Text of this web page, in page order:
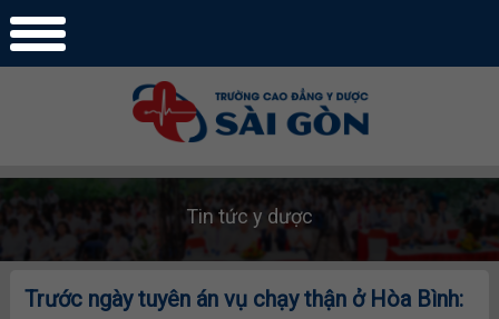
Tin tức y dược
Trước ngày tuyên án vụ chạy thận ở Hòa Bình: